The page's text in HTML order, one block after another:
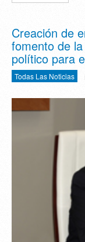
Creación de
fomento de
político para
Todas Las Noticias